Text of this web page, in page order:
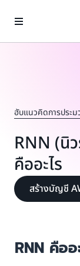
ฮับแนวคิดการประ
RNN (นิ
คืออะไร
สร้างบัญชี
RNN คืออ